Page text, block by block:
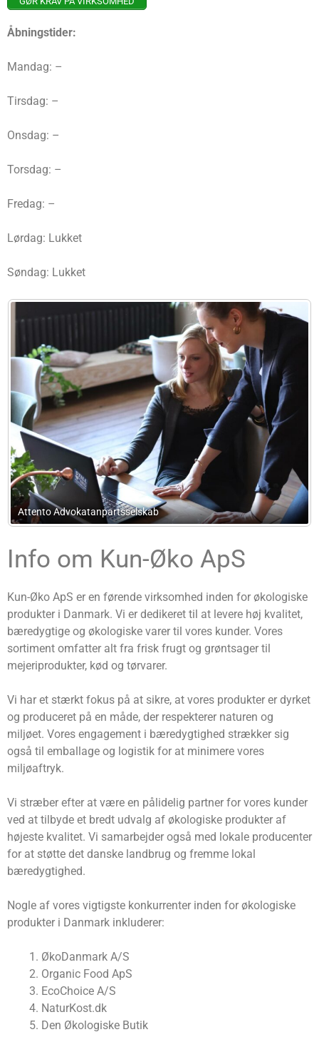
Åbningstider:
Mandag: –
Tirsdag: –
Onsdag: –
Torsdag: –
Fredag: –
Lørdag: Lukket
Søndag: Lukket
Attento Advokatanpartsselskab
Info om Kun-Øko ApS
Kun-Øko ApS er en førende virksomhed inden for økologiske
produkter i Danmark. Vi er dedikeret til at levere høj kvalitet,
bæredygtige og økologiske varer til vores kunder. Vores
sortiment omfatter alt fra frisk frugt og grøntsager til
mejeriprodukter, kød og tørvarer.
Vi har et stærkt fokus på at sikre, at vores produkter er dyrket
og produceret på en måde, der respekterer naturen og
miljøet. Vores engagement i bæredygtighed strækker sig
også til emballage og logistik for at minimere vores
miljøaftryk.
Vi stræber efter at være en pålidelig partner for vores kunder
ved at tilbyde et bredt udvalg af økologiske produkter af
højeste kvalitet. Vi samarbejder også med lokale producenter
for at støtte det danske landbrug og fremme lokal
bæredygtighed.
Nogle af vores vigtigste konkurrenter inden for økologiske
produkter i Danmark inkluderer:
ØkoDanmark A/S
Organic Food ApS
EcoChoice A/S
NaturKost.dk
Den Økologiske Butik